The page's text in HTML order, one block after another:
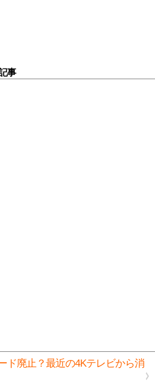
事
ド廃止？最近の4Kテレビから消